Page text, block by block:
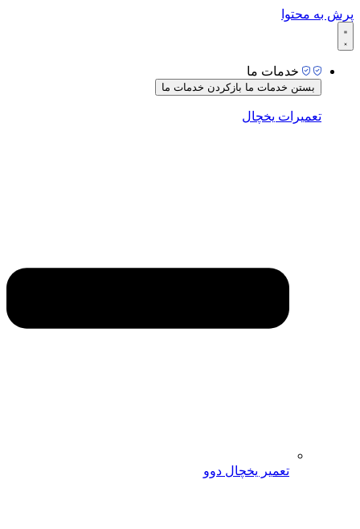
پرش به محتوا
خدمات ما
بستن خدمات ما بازکردن خدمات ما
تعمیرات یخچال
تعمیر یخچال دوو